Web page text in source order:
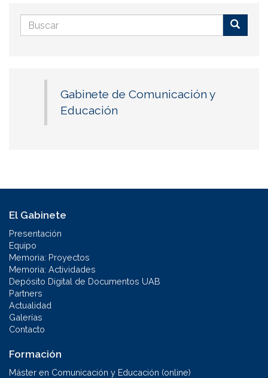
Formulario
de
Gabinete de Comunicación y
Educación
El Gabinete
Presentación
Equipo
Memoria: Proyectos
Memoria: Actividades
Depósito Digital de Documentos UAB
Partners
Actualidad
Galerías
Contacto
Formación
Máster en Comunicación y Educación (online)